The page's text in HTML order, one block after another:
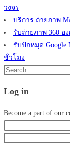
วงจร
บริการ ถ่ายภาพ
รับถ่ายภาพ 360 อ
รับปักหมุด Google
ชั่วโมง
Search
website
Log in
Become a part of our